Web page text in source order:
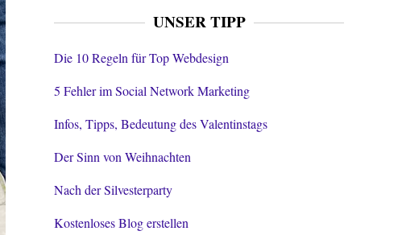
UNSER TIPP
Die 10 Regeln für Top Webdesign
5 Fehler im Social Network Marketing
Infos, Tipps, Bedeutung des Valentinstags
Der Sinn von Weihnachten
Nach der Silvesterparty
Kostenloses Blog erstellen